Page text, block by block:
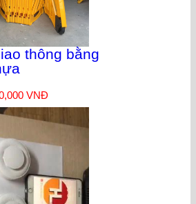
thông bằng
VNĐ